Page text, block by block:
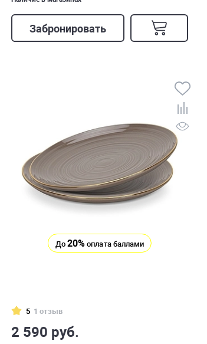
Забронировать
До20% оплата баллами
5 1 отзыв
2 590 руб.